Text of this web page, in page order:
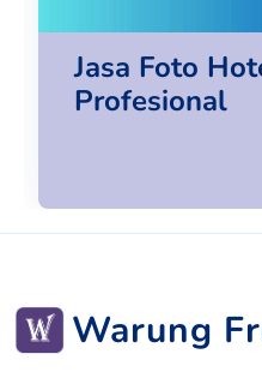
Jasa Foto
Profesional
Warung